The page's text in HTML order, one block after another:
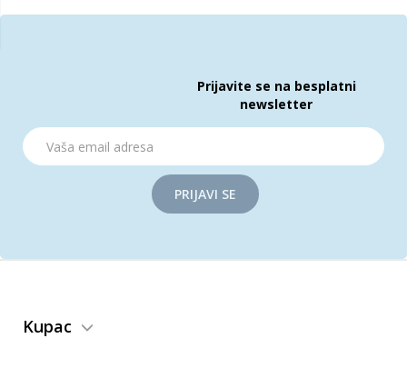
Prijavite se na besplatni
newsletter
PRIJAVI SE
Kupac